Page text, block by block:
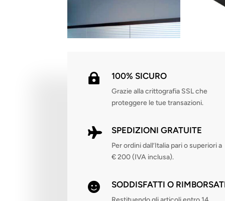
 100% SICURO
Grazie alla crittografia SSL che
proteggere le tue transazioni.
 SPEDIZIONI GRATUITE
Per ordini dall’Italia pari o superiori a
€ 200 (IVA inclusa).
 SODDISFATTI O